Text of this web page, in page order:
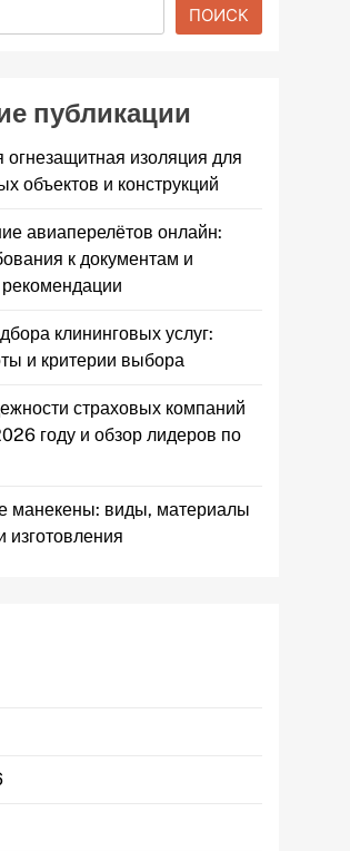
ПОИСК
публикации
огнезащитная изоляция для
объектов и конструкций
авиаперелётов онлайн:
к документам и
рекомендации
клининговых услуг:
и критерии выбора
страховых компаний
году и обзор лидеров по
манекены: виды, материалы
изготовления